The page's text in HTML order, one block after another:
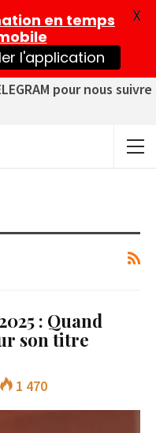
pour nous suivre
: Quand
son titre
1 470
en temps
l'application
X